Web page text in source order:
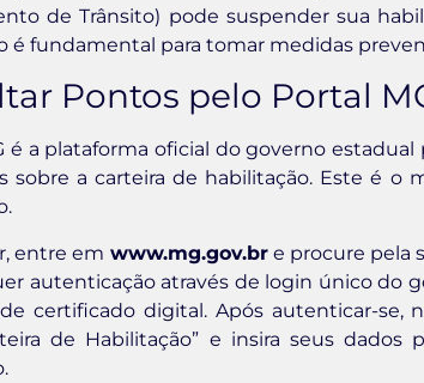
de Trânsito) pode suspender sua
é fundamental para tomar medidas
Pontos pelo Portal
é a plataforma oficial do governo
sobre a carteira de habilitação. Este é o
entre em www.mg.gov.bre procure pela
autenticação através de login único do
certificado digital. Após autenticar-se,
de Habilitação” e insira seus